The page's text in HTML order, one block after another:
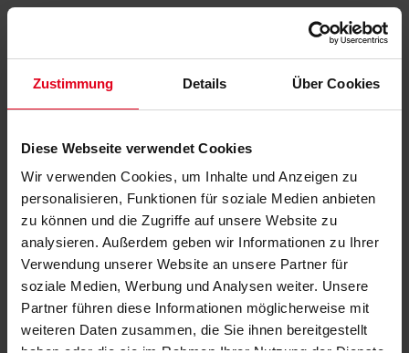
Zustimmung Details Über Cookies
Diese Webseite verwendet Cookies
Wir verwenden Cookies, um Inhalte und Anzeigen zu
personalisieren, Funktionen für soziale Medien anbieten
zu können und die Zugriffe auf unsere Website zu
analysieren. Außerdem geben wir Informationen zu Ihrer
Verwendung unserer Website an unsere Partner für
soziale Medien, Werbung und Analysen weiter. Unsere
Partner führen diese Informationen möglicherweise mit
weiteren Daten zusammen, die Sie ihnen bereitgestellt